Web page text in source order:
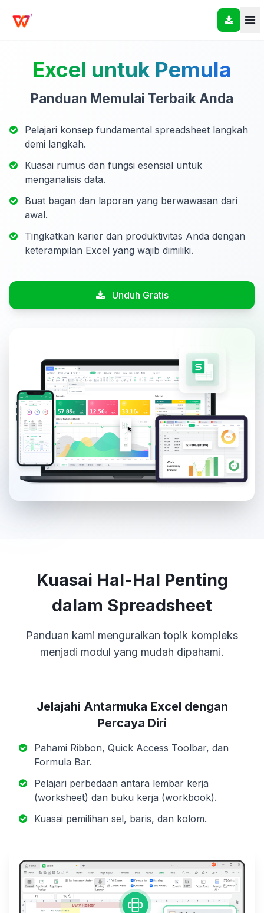
Excel untuk Pemula
Panduan Memulai Terbaik Anda
Pelajari konsep fundamental spreadsheet langkah
demi langkah.
Kuasai rumus dan fungsi esensial untuk
menganalisis data.
Buat bagan dan laporan yang berwawasan dari
awal.
Tingkatkan karier dan produktivitas Anda dengan
keterampilan Excel yang wajib dimiliki.
Unduh Gratis
Kuasai Hal-Hal Penting
dalam Spreadsheet
Panduan kami menguraikan topik kompleks
menjadi modul yang mudah dipahami.
Jelajahi Antarmuka Excel dengan
Percaya Diri
Pahami Ribbon, Quick Access Toolbar, dan
Formula Bar.
Pelajari perbedaan antara lembar kerja
(worksheet) dan buku kerja (workbook).
Kuasai pemilihan sel, baris, dan kolom.